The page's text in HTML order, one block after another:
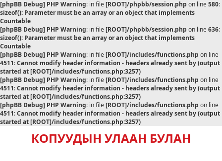
[phpBB Debug] PHP Warning: in file[ROOT]/phpbb/session.php on line580:
sizeof(): Parameter must be an array or an object that implements
Countable
[phpBB Debug] PHP Warning: in file[ROOT]/phpbb/session.php on line636:
sizeof(): Parameter must be an array or an object that implements
Countable
[phpBB Debug] PHP Warning: in file[ROOT]/includes/functions.php on line
4511:Cannot modify header information - headers already sent by (output
started at [ROOT]/includes/functions.php:3257)
[phpBB Debug] PHP Warning: in file[ROOT]/includes/functions.php on line
4511:Cannot modify header information - headers already sent by (output
started at [ROOT]/includes/functions.php:3257)
[phpBB Debug] PHP Warning: in file[ROOT]/includes/functions.php on line
4511:Cannot modify header information - headers already sent by (output
started at [ROOT]/includes/functions.php:3257)
КОПУУДЫН УЛААН БУЛАН